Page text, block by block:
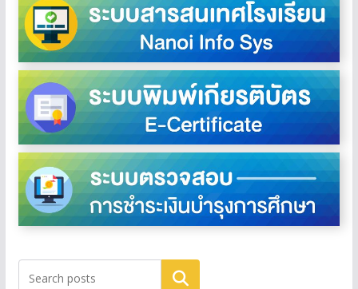
ค้นหา